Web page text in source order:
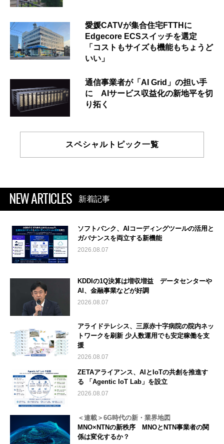
愛媛CATVが集合住宅FTTHに
Edgecore ECSスイッチを選定
「コストもサイズも機能もちょうど
いい」
通信事業者が「AI Grid」の担い手
に AIサービス収益化の新地平を切
り拓く
スペシャルトピック一覧
NEW ARTICLES 新着記事
ソフトバンク、AIコーディングツールの活用と
ガバナンスを両立する新機能
2026.08.07
KDDIの1Q決算は増収増益 データセンターや
AI、金融事業などが好調
2026.08.07
アライドテレシス、三原赤十字病院の院内ネッ
トワークを刷新 少人数運用でも安定稼働を支
援
2026.08.07
ZETAアライアンス、AIとIoTの共創を推進す
る 「Agentic IoT Lab」を設立
2026.08.07
＜連載＞6G時代の新・業界地図
MNO×NTNの新秩序 MNOとNTN事業者の関
係は変化するか？